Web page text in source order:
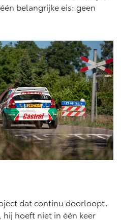
belangrijke eis: geen
dat continu doorloopt.
hij hoeft niet in één keer